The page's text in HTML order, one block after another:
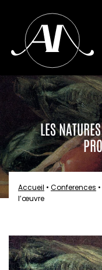
LES
Accueil • Conferences •
l’œuvre